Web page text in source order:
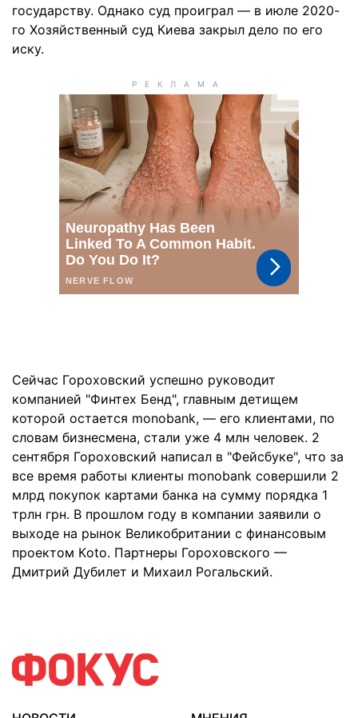
государству. Однако суд проиграл — в июле ­2020-
го Хозяйственный суд Киева закрыл дело по его
иску.
Сейчас Гороховский успешно руководит
компанией "Финтех Бенд", главным детищем
которой остается monobank, — его клиентами, по
словам бизнесмена, стали уже 4 млн человек. 2
сентября Гороховский написал в "Фейсбуке", что за
все время работы клиенты monobank совершили 2
млрд покупок картами банка на сумму порядка 1
трлн грн. В прошлом году в компании заявили о
выходе на рынок Великобритании с финансовым
проектом Кoto. Партнеры Гороховского —
Дмитрий Дубилет и Михаил Рогальский.